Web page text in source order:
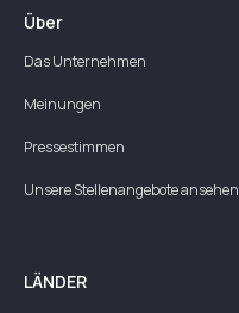
Über
Das Unternehmen
Meinungen
Pressestimmen
Unsere Stellenangebote ansehen
LÄNDER